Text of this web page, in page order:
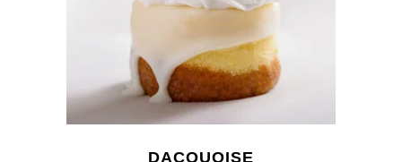
DACQUOISE